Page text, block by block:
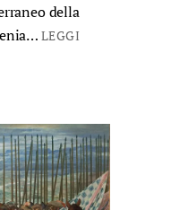
della
LEGGI